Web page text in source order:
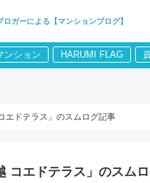
ロガーによる【マンションブログ】
ンション HARUMI FLAG
エドテラス」のスムログ記事
コエドテラス」のスム